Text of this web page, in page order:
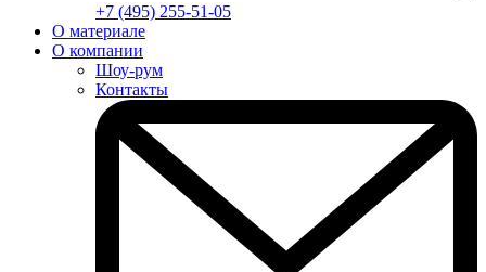
+7 (495) 255-51-05
О материале
О компании
Шоу-рум
Контакты